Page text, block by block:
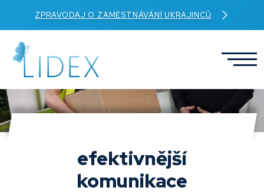
ZPRAVODAJ O ZAMĚSTNÁVÁNÍ UKRAJINCŮ
efektivnější
komunikace